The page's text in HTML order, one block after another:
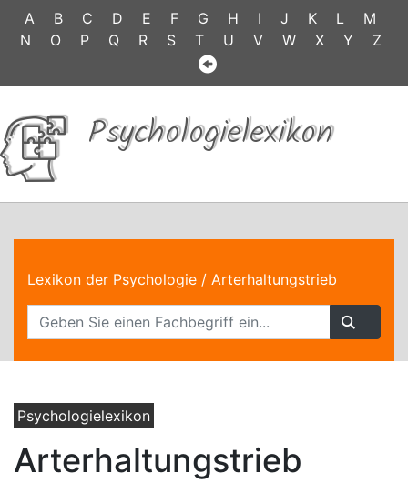
A B C D E F G H I J K L
M
N
O P Q R S T U V W X Y Z
Psychologielexikon
Lexikon der Psychologie / Arterhaltungstrieb
Psychologielexikon
Arterhaltungstrieb